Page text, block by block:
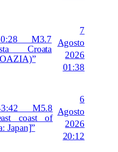
M3.7
Croata
7
Agosto
2026
01:38
M5.8
coast of
Japan]”
6
Agosto
2026
20:12